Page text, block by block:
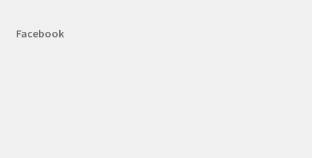
Facebook